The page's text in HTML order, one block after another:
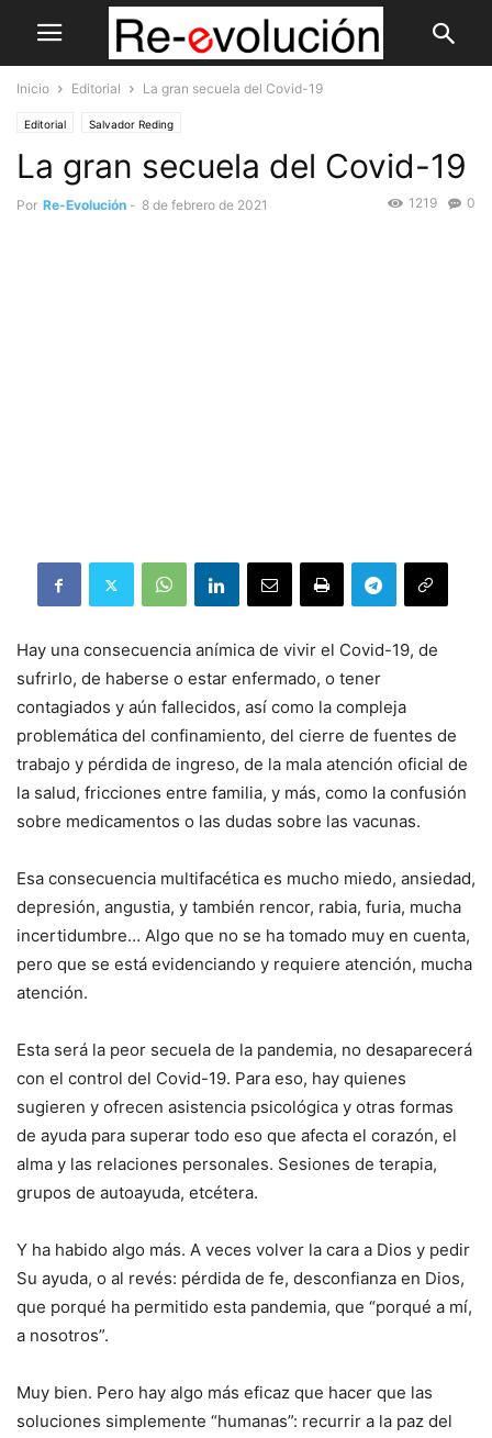
Inicio Editorial La gran secuela del Covid-19
Editorial Salvador Reding
La gran secuela del Covid-19
Por Re-Evolución - 8 de febrero de 2021 0
1219
Hay una consecuencia anímica de vivir el Covid-19, de
sufrirlo, de haberse o estar enfermado, o tener
contagiados y aún fallecidos, así como la compleja
problemática del confinamiento, del cierre de fuentes de
trabajo y pérdida de ingreso, de la mala atención oficial de
la salud, fricciones entre familia, y más, como la confusión
sobre medicamentos o las dudas sobre las vacunas.
Esa consecuencia multifacética es mucho miedo, ansiedad,
depresión, angustia, y también rencor, rabia, furia, mucha
incertidumbre… Algo que no se ha tomado muy en cuenta,
pero que se está evidenciando y requiere atención, mucha
atención.
Esta será la peor secuela de la pandemia, no desaparecerá
con el control del Covid-19. Para eso, hay quienes
sugieren y ofrecen asistencia psicológica y otras formas
de ayuda para superar todo eso que afecta el corazón, el
alma y las relaciones personales. Sesiones de terapia,
grupos de autoayuda, etcétera.
Y ha habido algo más. A veces volver la cara a Dios y pedir
Su ayuda, o al revés: pérdida de fe, desconfianza en Dios,
que porqué ha permitido esta pandemia, que “porqué a mí,
a nosotros”.
Muy bien. Pero hay algo más eficaz que hacer que las
soluciones simplemente “humanas”: recurrir a la paz del